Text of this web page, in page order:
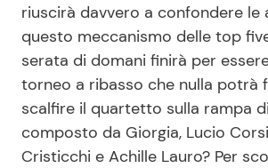
riuscirà davvero a confondere le
questo meccanismo delle top
serata di domani finirà per
torneo a ribasso che nulla potrà
scalfire il quartetto sulla rampa
composto da Giorgia, Lucio
Cristicchi e Achille Lauro? Per